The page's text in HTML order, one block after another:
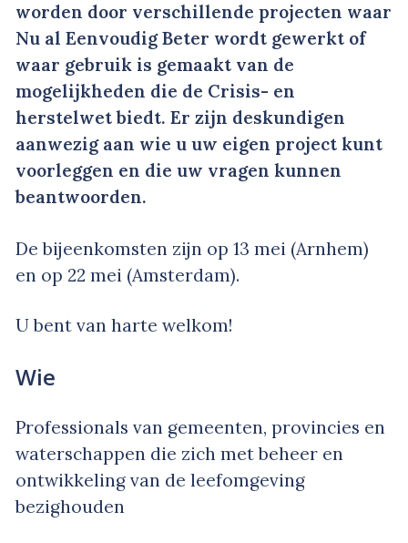
worden door verschillende projecten waar
Nu al Eenvoudig Beter wordt gewerkt of
waar gebruik is gemaakt van de
mogelijkheden die de Crisis- en
herstelwet biedt. Er zijn deskundigen
aanwezig aan wie u uw eigen project kunt
voorleggen en die uw vragen kunnen
beantwoorden.
De bijeenkomsten zijn op 13 mei (Arnhem)
en op 22 mei (Amsterdam).
U bent van harte welkom!
Wie
Professionals van gemeenten, provincies en
waterschappen die zich met beheer en
ontwikkeling van de leefomgeving
bezighouden